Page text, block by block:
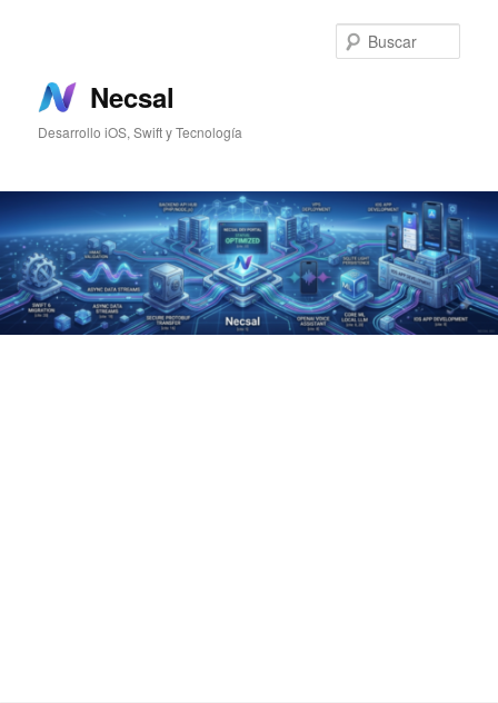
principal
secundario
Necsal
Desarrollo iOS, Swift y Tecnología